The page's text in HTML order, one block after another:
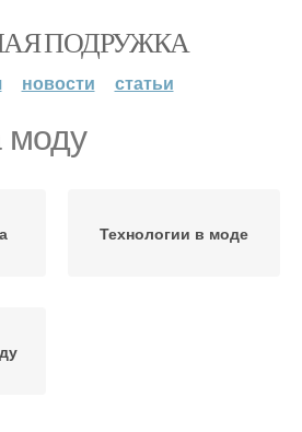
ПОДРУЖКА
новости статьи
моду
Технологии в моде